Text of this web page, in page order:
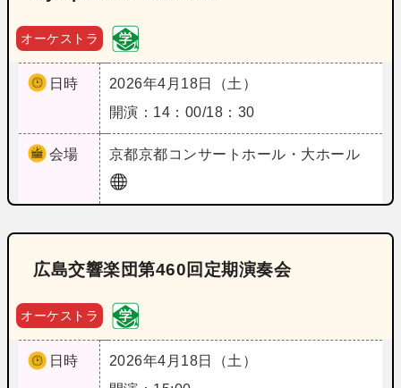
オーケストラ
日時
2026年4月18日（土）
開演：14：00/18：30
会場 京都京都コンサートホール・大ホール
広島交響楽団第460回定期演奏会
オーケストラ
日時
2026年4月18日（土）